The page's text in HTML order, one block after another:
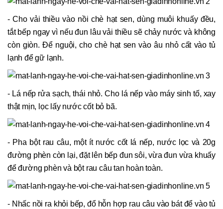
- Cho vải thiều vào nồi chè hạt sen, dùng muôi khuấy đều,
tắt bếp ngay vì nếu đun lâu vải thiều sẽ chảy nước và không
còn giòn. Để nguội, cho chè hạt sen vào âu nhỏ cất vào tủ
lạnh để gữ lạnh.
- Lá nếp rửa sạch, thái nhỏ. Cho lá nếp vào máy sinh tố, xay
thật mịn, lọc lấy nước cốt bỏ bã.
- Pha bột rau câu, một ít nước cốt lá nếp, nước lọc và 20g
đường phèn còn lại, đặt lên bếp đun sôi, vừa đun vừa khuấy
để đường phèn và bột rau câu tan hoàn toàn.
- Nhấc nồi ra khỏi bếp, đổ hỗn hợp rau câu vào bát để vào tủ